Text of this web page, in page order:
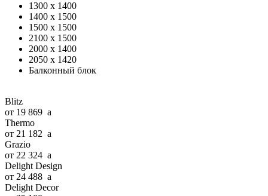
1300 x 1400
1400 x 1500
1500 x 1500
2100 x 1500
2000 x 1400
2050 x 1420
Балконный блок
Blitz
от 19 869 a
Thermo
от 21 182 a
Grazio
от 22 324 a
Delight Design
от 24 488 a
Delight Decor